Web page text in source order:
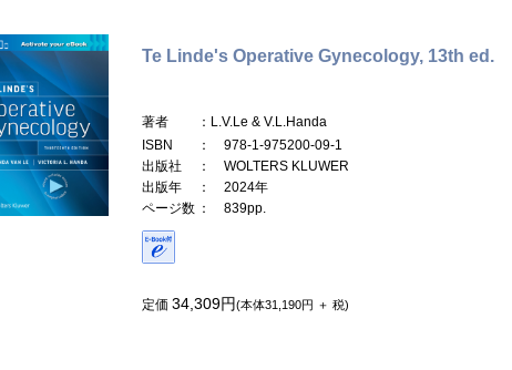
Te Linde's Operative Gynecology, 13th ed.
著者
：L.V.Le & V.L.Handa
ISBN
： 978-1-975200-09-1
出版社
： WOLTERS KLUWER
出版年
： 2024年
ページ数 ： 839pp.
定価 34,309円(本体31,190円 ＋ 税)